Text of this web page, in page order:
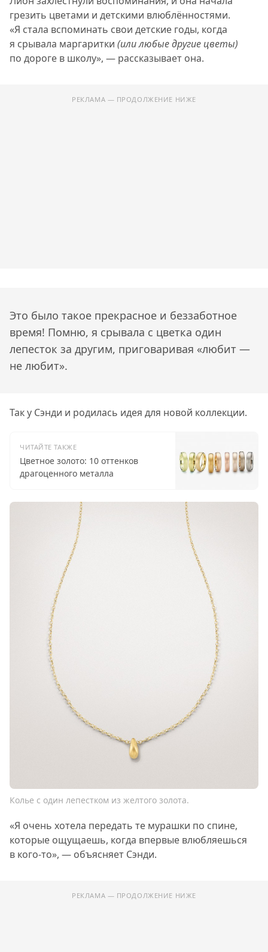
грезить цветами и детскими влюблённостями.
«Я стала вспоминать свои детские годы, когда
я срывала маргаритки (или любые другие цветы)
по дороге в школу», — рассказывает она.
РЕКЛАМА — ПРОДОЛЖЕНИЕ НИЖЕ
Это было такое прекрасное и беззаботное
время! Помню, я срывала с цветка один
лепесток за другим, приговаривая «любит —
не любит».
Так у Сэнди и родилась идея для новой коллекции.
ЧИТАЙТЕ ТАКЖЕ
Цветное золото: 10 оттенков
драгоценного металла
Колье с один лепестком из желтого золота.
«Я очень хотела передать те мурашки по спине,
которые ощущаешь, когда впервые влюбляешься
в кого-то», — объясняет Сэнди.
РЕКЛАМА — ПРОДОЛЖЕНИЕ НИЖЕ